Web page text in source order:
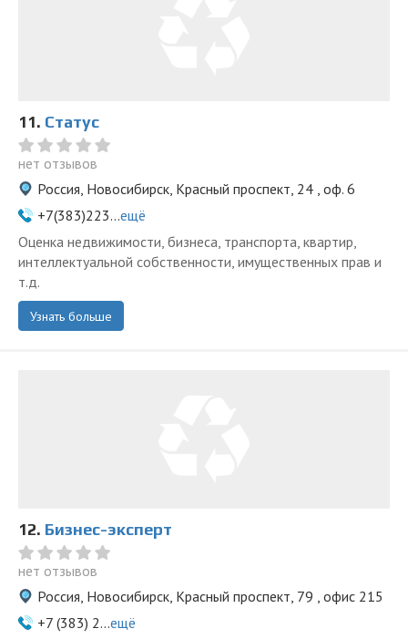
11. Статус
нет отзывов
Россия, Новосибирск, Красный проспект, 24 , оф. 6
+7(383)223...ещё
Оценка недвижимости, бизнеса, транспорта, квартир,
интеллектуальной собственности, имущественных прав и
т.д.
Узнать больше
12. Бизнес-эксперт
нет отзывов
Россия, Новосибирск, Красный проспект, 79 , офис 215
+7 (383) 2...ещё